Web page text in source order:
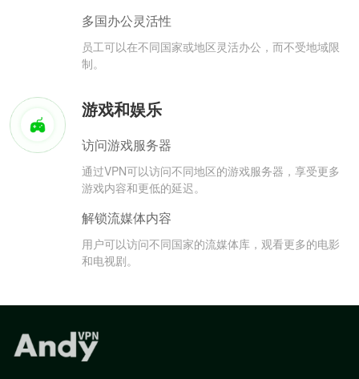
多国办公灵活性
员工可以在不同国家或地区灵活办公，而不受地域限
制。
游戏和娱乐
访问游戏服务器
通过VPN可以访问不同地区的游戏服务器，享受更多
游戏内容和更低的延迟。
解锁流媒体内容
用户可以访问不同国家的流媒体库，观看更多的电影
和电视剧。